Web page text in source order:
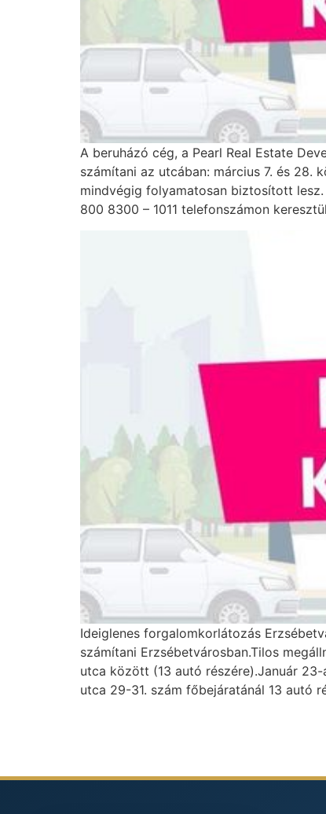
A beruházó cég, a Pearl Real Estate
számítani az utcában: március 7. és
mindvégig folyamatosan biztosított
800 8300 – 1011 telefonszámon
Ideiglenes forgalomkorlátozás
számítani Erzsébetvárosban.Tilos
utca között (13 autó részére).Január
utca 29-31. szám főbejáratánál 13 autó